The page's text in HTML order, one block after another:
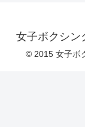
女子ボクシ
© 2015 女子ボ